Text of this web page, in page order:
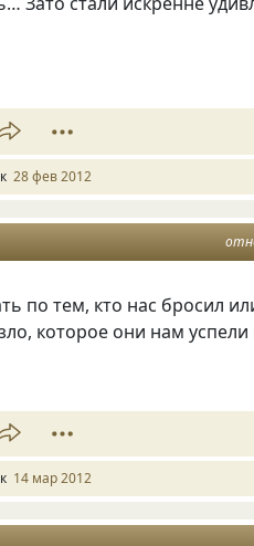
28 фев 2012
по тем, кто нас бросил
которое они нам
14 мар 2012